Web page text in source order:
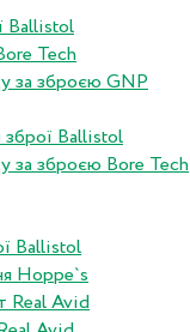
Ballistol
Tech
за зброєю GNP
Ballistol
за зброєю Bore Tech
Ballistol
Hoppe`s
Real Avid